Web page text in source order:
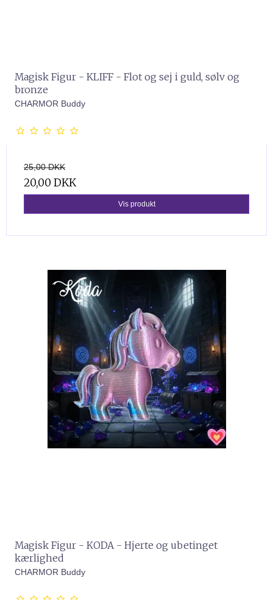
Magisk Figur - KLIFF - Flot og sej i guld, sølv og
bronze
CHARMOR Buddy
25,00 DKK
20,00 DKK
Vis produkt
Magisk Figur - KODA - Hjerte og ubetinget
kærlighed
CHARMOR Buddy